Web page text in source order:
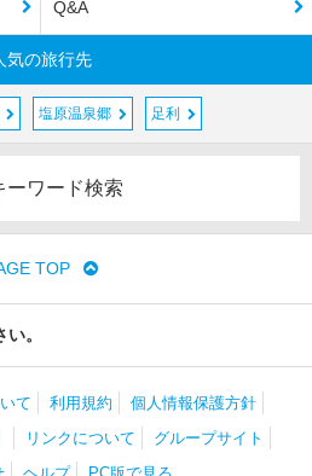
Q&A
気の旅行先
塩原温泉郷 足利
ーワード検索
TOP
。
て 利用規約
個人情報保護方針
リンクについて
グループサイト